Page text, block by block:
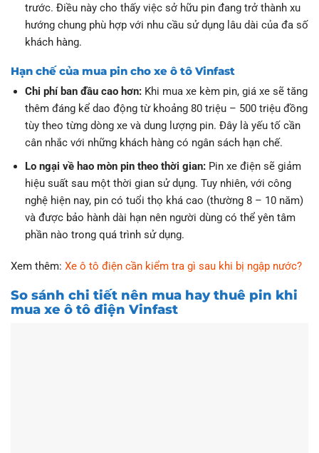
trước. Điều này cho thấy việc sở hữu pin đang trở thành xu
hướng chung phù hợp với nhu cầu sử dụng lâu dài của đa số
khách hàng.
Hạn chế của mua pin cho xe ô tô Vinfast
Chi phí ban đầu cao hơn:Khi mua xe kèm pin, giá xe sẽ tăng
thêm đáng kể dao động từ khoảng 80 triệu – 500 triệu đồng
tùy theo từng dòng xe và dung lượng pin. Đây là yếu tố cần
cân nhắc với những khách hàng có ngân sách hạn chế.
Lo ngại về hao mòn pin theo thời gian:Pin xe điện sẽ giảm
hiệu suất sau một thời gian sử dụng. Tuy nhiên, với công
nghệ hiện nay, pin có tuổi thọ khá cao (thường 8 – 10 năm)
và được bảo hành dài hạn nên người dùng có thể yên tâm
phần nào trong quá trình sử dụng.
Xem thêm: Xe ô tô điện cần kiểm tra gì sau khi bị ngập nước?
So sánh chi tiết nên mua hay thuê pin khi
mua xe ô tô điện Vinfast